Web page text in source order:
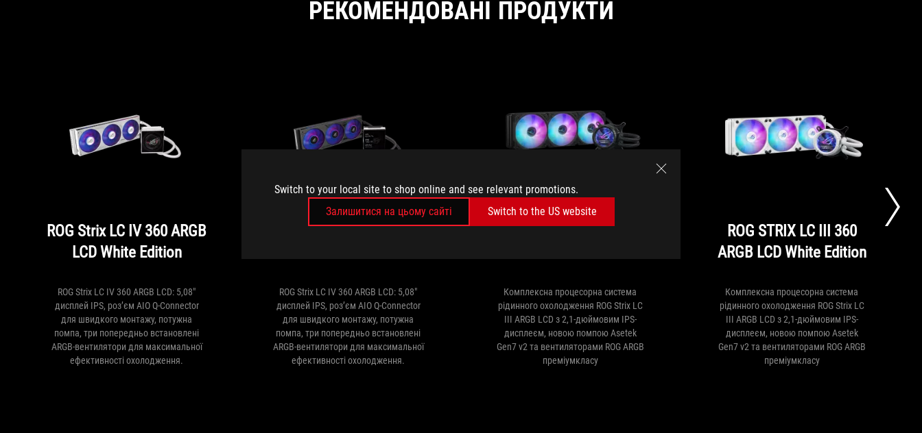
Switch to your local site to shop online and see relevant promotions.
Залишитися на цьому сайті
Switch to the US website
РЕКОМЕНДОВАНІ ПРОДУКТИ
ROG Strix LC IV 360 ARGB
LCD White Edition
ROG Strix LC IV 360 ARGB LCD: 5,08"
дисплей IPS, роз’єм AIO Q-Connector
для швидкого монтажу, потужна
помпа, три попередньо встановлені
ARGB-вентилятори для максимальної
ефективності охолодження.
ROG Strix LC IV 360 ARGB
ROG Strix LC IV 360 ARGB LCD: 5,08"
дисплей IPS, роз’єм AIO Q-Connector
для швидкого монтажу, потужна
помпа, три попередньо встановлені
ARGB-вентилятори для максимальної
ефективності охолодження.
ROG STRIX LC III 360
Комплексна процесорна система
рідинного охолодження ROG Strix LC
III ARGB LCD з 2,1-дюймовим IPS-
дисплеєм, новою помпою Asetek
Gen7 v2 та вентиляторами ROG ARGB
преміумкласу
ROG STRIX LC III 360
ARGB LCD White Edition
Комплексна процесорна система
рідинного охолодження ROG Strix LC
III ARGB LCD з 2,1-дюймовим IPS-
дисплеєм, новою помпою Asetek
Gen7 v2 та вентиляторами ROG ARGB
преміумкласу